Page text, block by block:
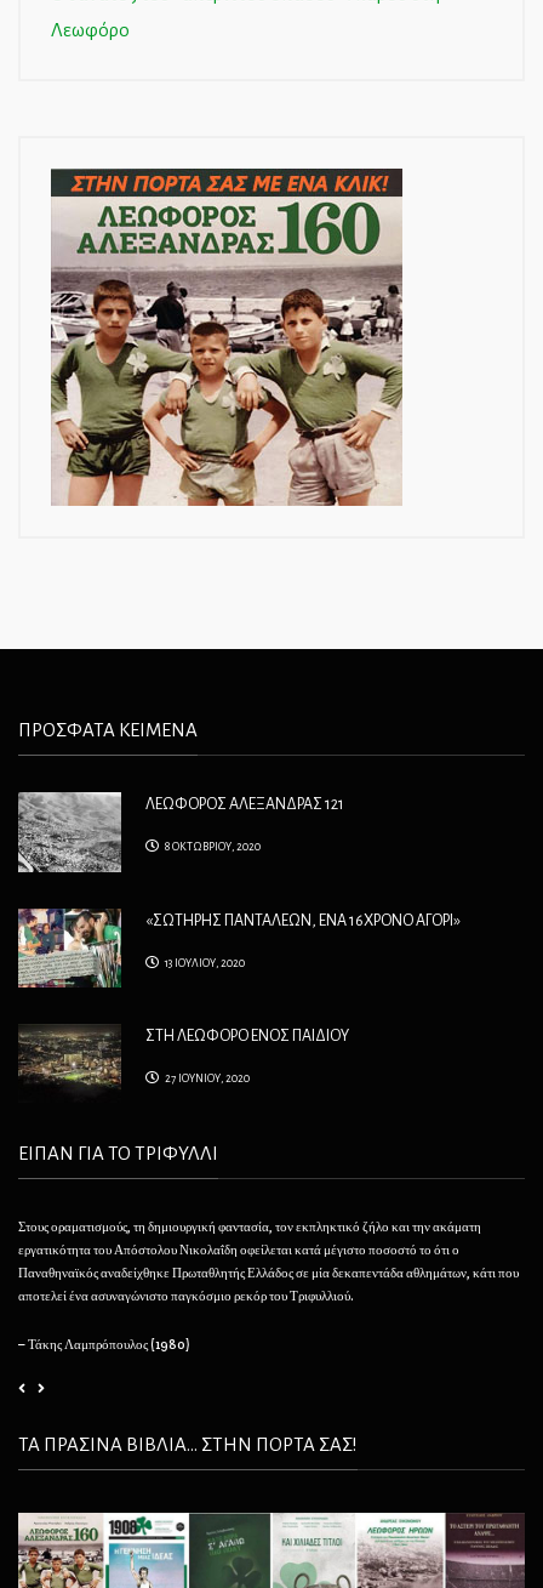
Λεωφόρο
ΠΡΟΣΦΑΤΑ ΚΕΙΜΕΝΑ
ΛΕΩΦΟΡΟΣ ΑΛΕΞΑΝΔΡΑΣ 121
8 ΟΚΤΩΒΡΙΟΥ, 2020
«ΣΩΤΗΡΗΣ ΠΑΝΤΑΛΕΩΝ, ΕΝΑ 16ΧΡΟΝΟ ΑΓΟΡΙ»
13 ΙΟΥΛΙΟΥ, 2020
ΣΤΗ ΛΕΩΦΟΡΟ ΕΝΟΣ ΠΑΙΔΙΟΥ
27 ΙΟΥΝΙΟΥ, 2020
ΕΙΠΑΝ ΓΙΑ ΤΟ ΤΡΙΦΥΛΛΙ
Στους οραματισμούς, τη δημιουργική φαντασία, τον εκπληκτικό ζήλο και την ακάματη
εργατικότητα του Απόστολου Νικολαΐδη οφείλεται κατά μέγιστο ποσοστό το ότι ο
Παναθηναϊκός αναδείχθηκε Πρωταθλητής Ελλάδος σε μία δεκαπεντάδα αθλημάτων, κάτι που
αποτελεί ένα ασυναγώνιστο παγκόσμιο ρεκόρ του Τριφυλλιού.
– Τάκης Λαμπρόπουλος (1980)
ΤΑ ΠΡΑΣΙΝΑ ΒΙΒΛΙΑ... ΣΤΗΝ ΠΟΡΤΑ ΣΑΣ!